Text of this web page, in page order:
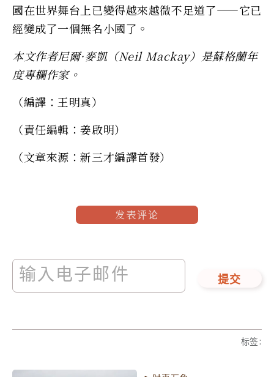
國在世界舞台上已變得越來越微不足道了——它已
經變成了一個無名小國了。
本文作者尼爾·麥凱（Neil Mackay）是蘇格蘭年
度專欄作家。
（編譯：王明真）
（責任編輯：姜啟明）
（文章來源：新三才編譯首發）
发表评论
提交
标签: